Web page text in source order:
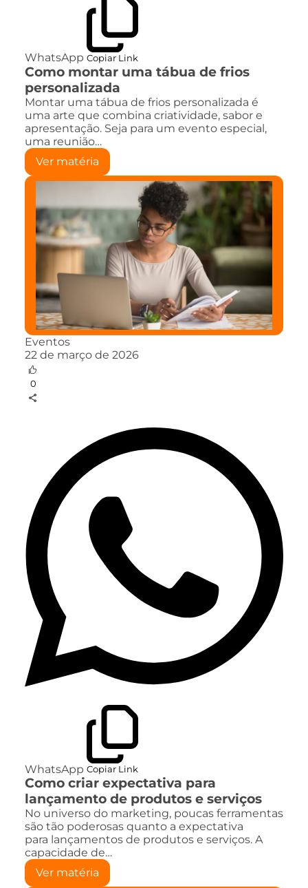
WhatsApp Copiar Link
Como montar uma tábua de frios
personalizada
Montar uma tábua de frios personalizada é
uma arte que combina criatividade, sabor e
apresentação. Seja para um evento especial,
uma reunião…
Ver matéria
Eventos
22 de março de 2026
0
WhatsApp Copiar Link
Como criar expectativa para
lançamento de produtos e serviços
No universo do marketing, poucas ferramentas
são tão poderosas quanto a expectativa
para lançamentos de produtos e serviços. A
capacidade de…
Ver matéria